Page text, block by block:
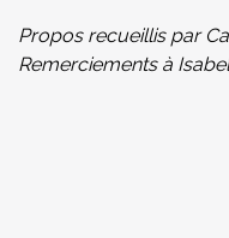
Propos recueillis par
Remerciements à